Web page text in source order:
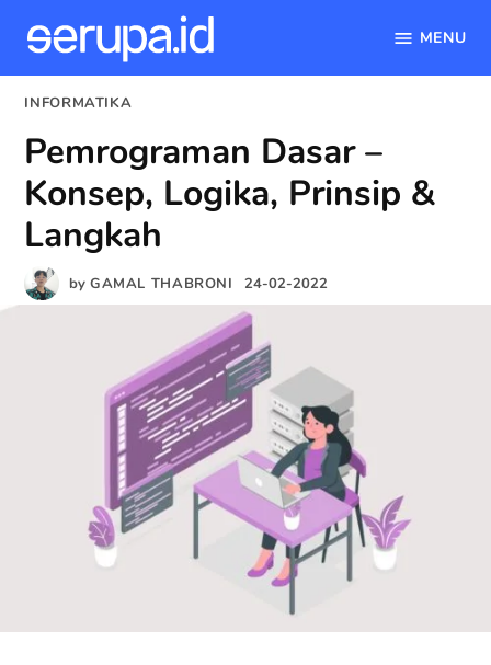
content
MENU
POSTED
INFORMATIKA
Pemrograman Dasar –
Konsep, Logika, Prinsip &
Langkah
by GAMAL THABRONI 24-02-2022